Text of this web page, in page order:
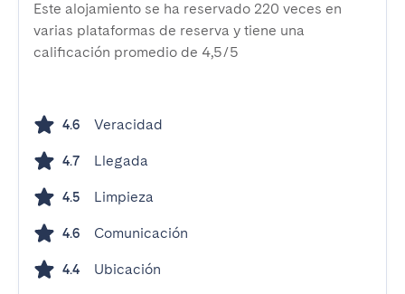
Este alojamiento se ha reservado 220 veces en
varias plataformas de reserva y tiene una
calificación promedio de 4,5/5
4.6 Veracidad
4.7 Llegada
4.5 Limpieza
4.6 Comunicación
4.4 Ubicación